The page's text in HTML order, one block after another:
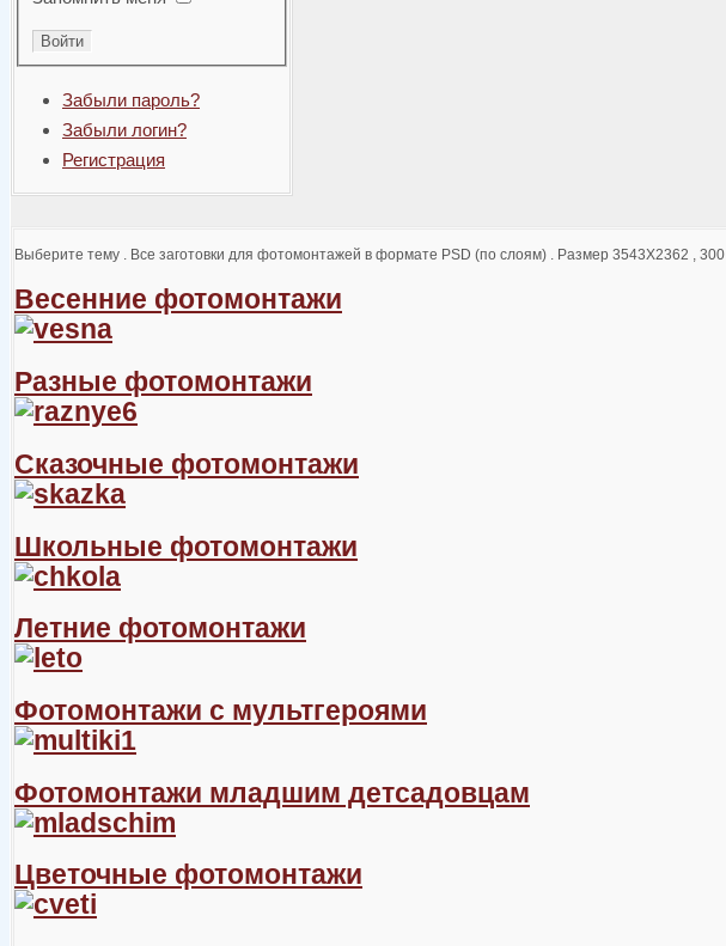
Забыли пароль?
Забыли логин?
Регистрация
Выберите тему . Все заготовки для фотомонтажей в формате PSD (по слоям) . Размер 3543Х2362 , 300
Весенние фотомонтажи
Разные фотомонтажи
Сказочные фотомонтажи
Школьные фотомонтажи
Летние фотомонтажи
Фотомонтажи с мультгероями
Фотомонтажи младшим детсадовцам
Цветочные фотомонтажи